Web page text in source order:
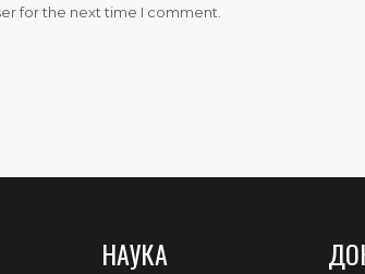
for the next time I comment.
НАУКА